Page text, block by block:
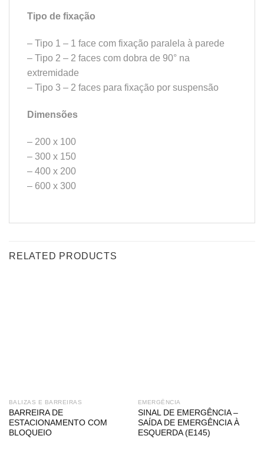
Tipo de fixação
– Tipo 1 – 1 face com fixação paralela à parede
– Tipo 2 – 2 faces com dobra de 90° na
extremidade
– Tipo 3 – 2 faces para fixação por suspensão
Dimensões
– 200 x 100
– 300 x 150
– 400 x 200
– 600 x 300
RELATED PRODUCTS
BALIZAS E BARREIRAS
BARREIRA DE
ESTACIONAMENTO COM
BLOQUEIO
EMERGÊNCIA
SINAL DE EMERGÊNCIA –
SAÍDA DE EMERGÊNCIA À
ESQUERDA (E145)